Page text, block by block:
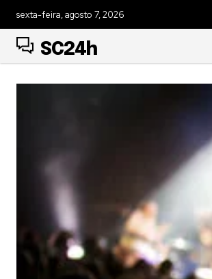
sexta-feira, agosto 7, 2026
SC24h